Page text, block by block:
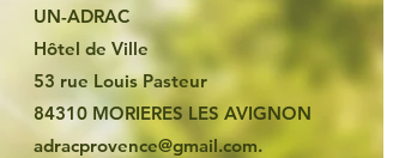
UN-ADRAC
Hôtel de Ville
53 rue Louis Pasteur
84310 MORIERES LES AVIGNON
adracprovence@gmail.com.